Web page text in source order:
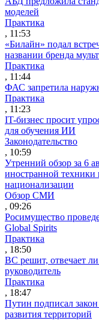
моделей
Практика
, 11:53
«Билайн» подал
названии бренда
Практика
, 11:44
ФАС запретила
Практика
, 11:23
IT-бизнес просит
для обучения ИИ
Законодательство
, 10:59
Утренний обзор за 6
иностранной техники
национализации
Обзор СМИ
, 09:26
Росимущество
Global Spirits
Практика
, 18:50
ВС решит, отвечает
руководитель
Практика
, 18:47
Путин подписал
развития территорий